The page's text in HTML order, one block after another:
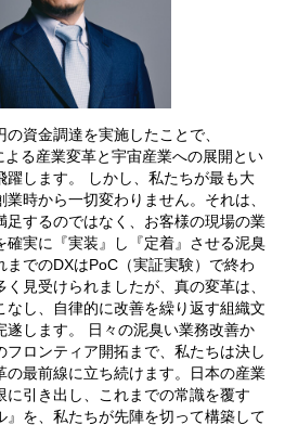
資金調達を実施したことで、
よる産業変革と宇宙産業への展開とい
躍します。 しかし、私たちが最も大
時から一切変わりません。それは、
足するのではなく、お客様の現場の業
確実に『実装』し『定着』させる泥臭
までのDXはPoC（実証実験）で終わ
見受けられましたが、真の変革は、
なし、自律的に改善を繰り返す組織文
遂します。 日々の泥臭い業務改善か
フロンティア開拓まで、私たちは決し
の最前線に立ち続けます。日本の産業
に引き出し、これまでの常識を覆す
』を、私たちが先陣を切って構築して